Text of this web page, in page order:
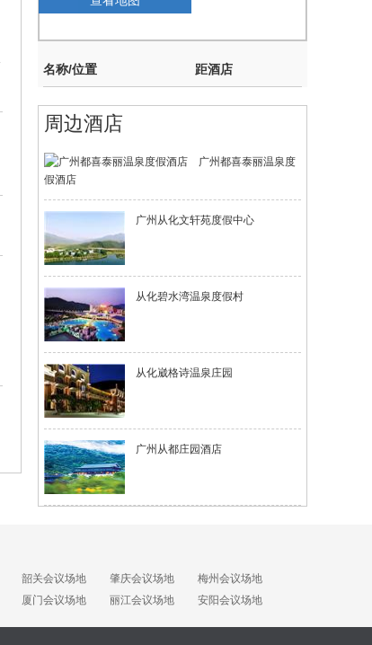
名称/位置 距酒店
周边酒店
广州都喜泰丽温泉度
假酒店
广州从化文轩苑度假中心
从化碧水湾温泉度假村
从化崴格诗温泉庄园
广州从都庄园酒店
韶关会议场地 肇庆会议场地
梅州会议场地
厦门会议场地 丽江会议场地 安阳会议场地